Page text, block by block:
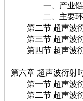
一、产业链
二、主要环
第二节 超声波衍
第三节 超声波衍
第四节 超声波衍
第六章 超声波衍射
第一节 超声波衍
第二节 超声波衍